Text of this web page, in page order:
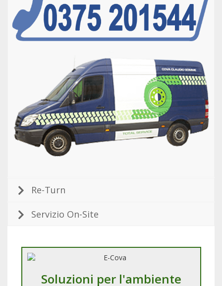
Re-Turn
Servizio On-Site
Soluzioni per l'ambiente